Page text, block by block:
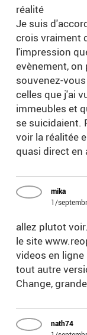
réalité
Je suis
crois vraiment
l'impression
evènement, on
souvenez-
celles que j'ai
immeubles et
se suicidaient.
voir la réalitée
quasi direct en
mika
1/
allez plutot
le site
videos en
tout autre
Change,
nath74